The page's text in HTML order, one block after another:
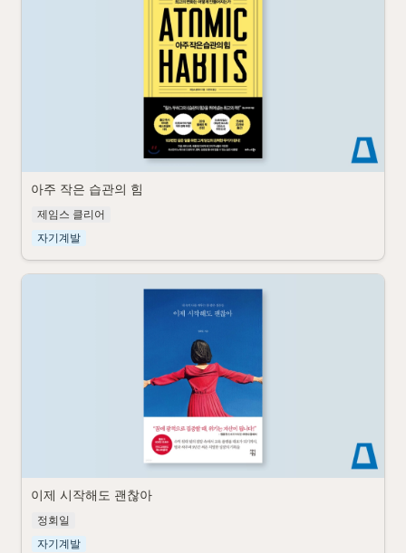
아주 작은 습관의 힘
제임스 클리어
자기계발
이제 시작해도 괜찮아
정회일
자기계발